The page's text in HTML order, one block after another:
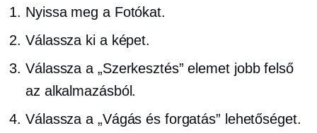
Nyissa meg a Fotókat.
Válassza ki a képet.
Válassza a „Szerkesztés” elemet jobb felső
az alkalmazásból.
Válassza a „Vágás és forgatás” lehetőséget.